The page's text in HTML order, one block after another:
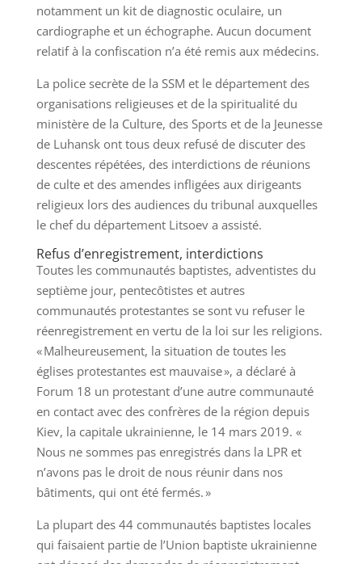
notamment un kit de diagnostic oculaire, un
cardiographe et un échographe. Aucun document
relatif à la confiscation n’a été remis aux médecins.
La police secrète de la SSM et le département des
organisations religieuses et de la spiritualité du
ministère de la Culture, des Sports et de la Jeunesse
de Luhansk ont tous deux refusé de discuter des
descentes répétées, des interdictions de réunions
de culte et des amendes infligées aux dirigeants
religieux lors des audiences du tribunal auxquelles
le chef du département Litsoev a assisté.
Refus d’enregistrement, interdictions
Toutes les communautés baptistes, adventistes du
septième jour, pentecôtistes et autres
communautés protestantes se sont vu refuser le
réenregistrement en vertu de la loi sur les religions.
« Malheureusement, la situation de toutes les
églises protestantes est mauvaise », a déclaré à
Forum 18 un protestant d’une autre communauté
en contact avec des confrères de la région depuis
Kiev, la capitale ukrainienne, le 14 mars 2019. «
Nous ne sommes pas enregistrés dans la LPR et
n’avons pas le droit de nous réunir dans nos
bâtiments, qui ont été fermés. »
La plupart des 44 communautés baptistes locales
qui faisaient partie de l’Union baptiste ukrainienne